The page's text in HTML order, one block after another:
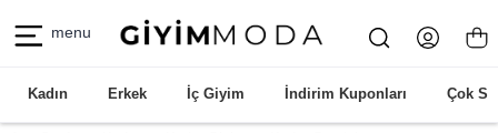
menu
Kadın Erkek İç Giyim İndirim Kuponları Çok